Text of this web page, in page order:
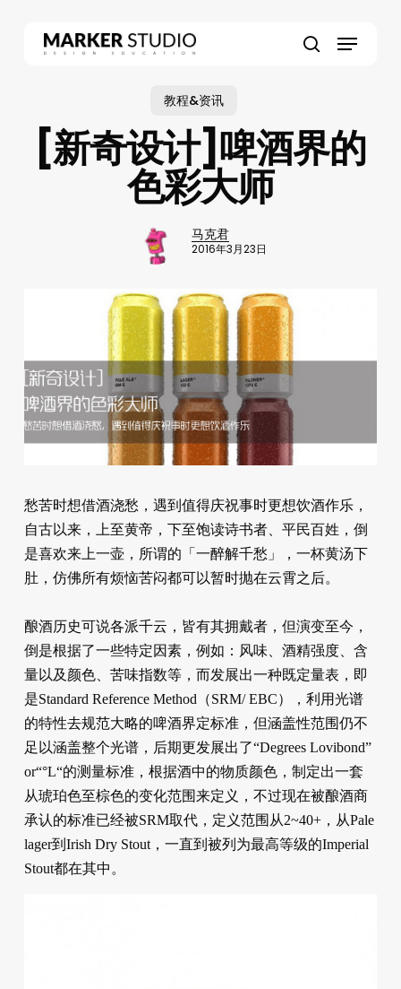
Menu
教程&资讯
[新奇设计]啤酒界的
色彩大师
马克君
2016年3月23日
愁苦时想借酒浇愁，遇到值得庆祝事时更想饮酒作乐，
自古以来，上至黄帝，下至饱读诗书者、平民百姓，倒
是喜欢来上一壶，所谓的「一醉解千愁」，一杯黄汤下
肚，仿佛所有烦恼苦闷都可以暂时抛在云霄之后。
酿酒历史可说各派千云，皆有其拥戴者，但演变至今，
倒是根据了一些特定因素，例如：风味、酒精强度、含
量以及颜色、苦味指数等，而发展出一种既定量表，即
是Standard Reference Method（SRM/ EBC），利用光谱
的特性去规范大略的啤酒界定标准，但涵盖性范围仍不
足以涵盖整个光谱，后期更发展出了“Degrees Lovibond”
or“°L“的测量标准，根据酒中的物质颜色，制定出一套
从琥珀色至棕色的变化范围来定义，不过现在被酿酒商
承认的标准已经被SRM取代，定义范围从2~40+，从Pale
lager到Irish Dry Stout，一直到被列为最高等级的Imperial
Stout都在其中。